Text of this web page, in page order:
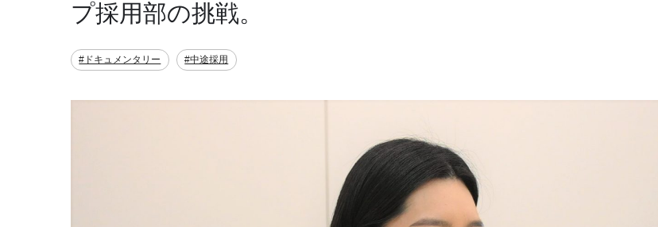
プ採用部の挑戦。
#ドキュメンタリー #中途採用